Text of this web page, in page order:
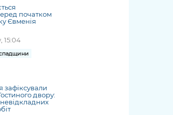
початком
Євменія
15:04
зафіксували
двору: